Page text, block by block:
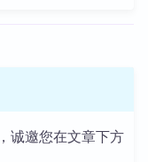
诚邀您在文章下方